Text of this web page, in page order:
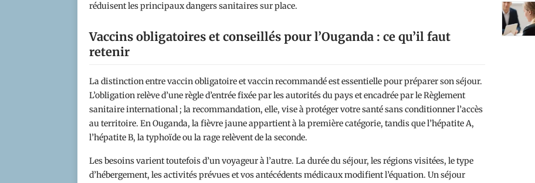
réduisent les principaux dangers sanitaires sur place.
Vaccins obligatoires et conseillés pour l’Ouganda : ce qu’il faut
retenir
La distinction entre vaccin obligatoire et vaccin recommandé est essentielle pour préparer son séjour.
L’obligation relève d’une règle d’entrée fixée par les autorités du pays et encadrée par le Règlement
sanitaire international ; la recommandation, elle, vise à protéger votre santé sans conditionner l’accès
au territoire. En Ouganda, la fièvre jaune appartient à la première catégorie, tandis que l’hépatite A,
l’hépatite B, la typhoïde ou la rage relèvent de la seconde.
Les besoins varient toutefois d’un voyageur à l’autre. La durée du séjour, les régions visitées, le type
d’hébergement, les activités prévues et vos antécédents médicaux modifient l’équation. Un séjour